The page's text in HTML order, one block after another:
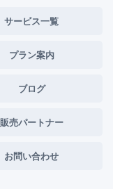
サービス一覧
プラン案内
ブログ
販売パートナー
お問い合わせ